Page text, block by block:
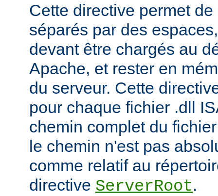
Cette directive permet
séparés par des
devant être chargés au
Apache, et rester en
du serveur. Cette
pour chaque fichier .dll
chemin complet du
le chemin n'est pas
comme relatif au
directive ServerRoot.